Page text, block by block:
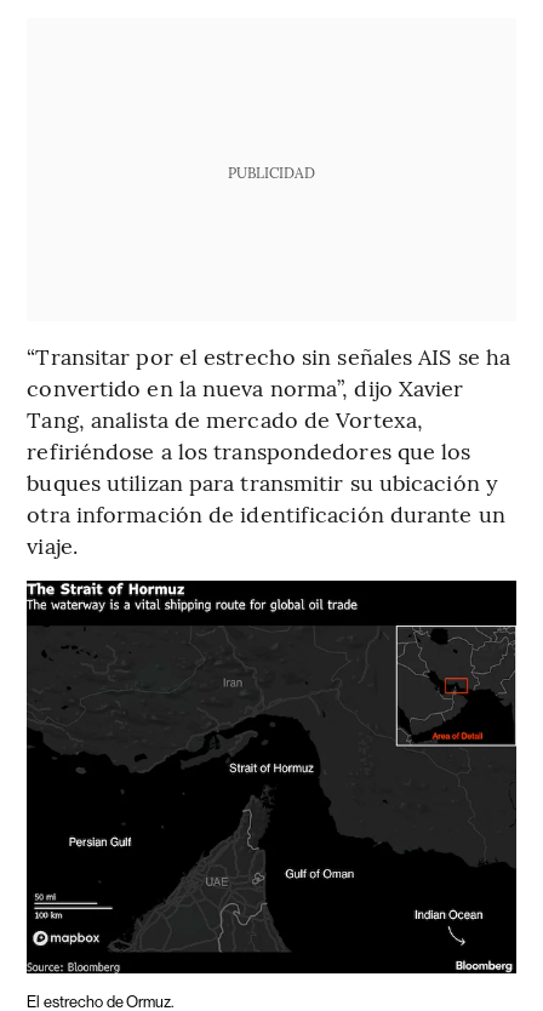
PUBLICIDAD
“Transitar por el estrecho sin señales AIS se ha
convertido en la nueva norma”, dijo Xavier
Tang, analista de mercado de Vortexa,
refiriéndose a los transpondedores que los
buques utilizan para transmitir su ubicación y
otra información de identificación durante un
viaje.
El estrecho de Ormuz.